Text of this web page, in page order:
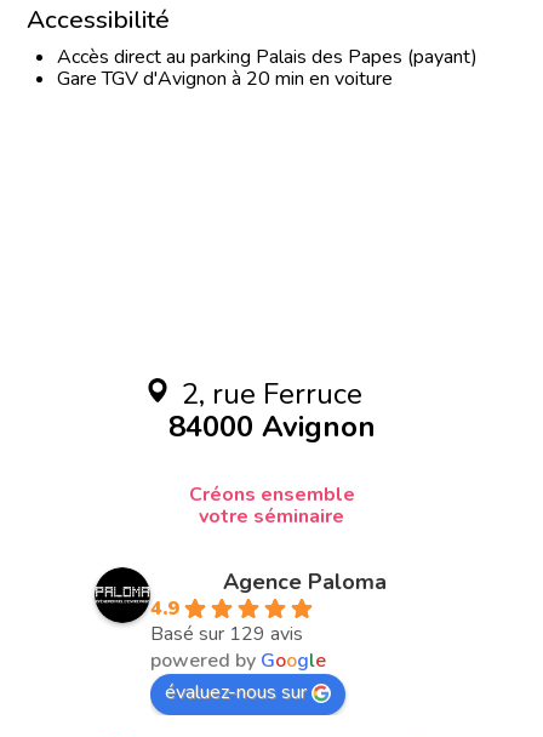
Accessibilité
Accès direct au parking Palais des Papes (payant)
Gare TGV d'Avignon à 20 min en voiture
2, rue Ferruce
84000 Avignon
Créons ensemble
votre séminaire
Agence Paloma
4.9
Basé sur 129 avis
powered by Google
évaluez-nous sur